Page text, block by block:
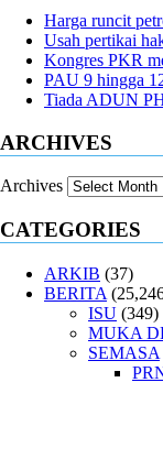
Harga runcit
Usah pertikai
Kongres PKR
PAU 9 hingga
Tiada ADUN
ARCHIVES
Archives
CATEGORIES
ARKIB (37)
BERITA
ISU (349)
MUKA
SEMASA